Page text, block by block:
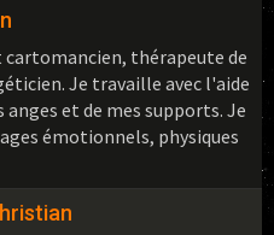
cartomancien, thérapeute de
Je travaille avec l'aide
anges et de mes supports. Je
émotionnels, physiques